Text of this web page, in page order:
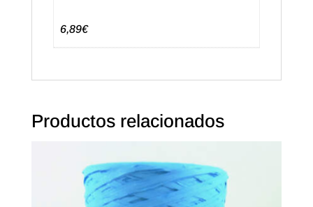
6,89€
Productos relacionados